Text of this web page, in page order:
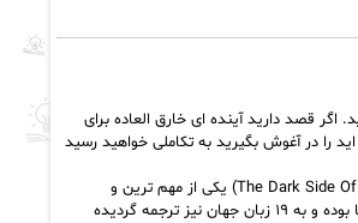
قصد دارید آینده ای خارق العاده برای
را در آغوش بگیرید به تکاملی خواهید رسید
لایه های مخفی درونی شما را مورد تحلیل و بررسی قرار می دهد. نیمه تاریک وجود (The Dark Side Of The Light Chasers) یکی از مهم ترین و
تأثیرگذارترین کتاب ها در حوزه خودشناسی و خودسازی است که از انتشارش تاکنون از جمله پرفروش ترین کتاب ها در تمام دنیا بوده و به ۱۹ زبان جهان نیز ترجمه گردیده